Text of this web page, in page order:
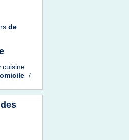
de
cuisine
/